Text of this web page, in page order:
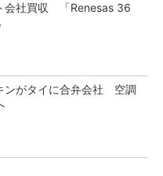
会社買収 「Renesas 36
ンがタイに合弁会社 空調